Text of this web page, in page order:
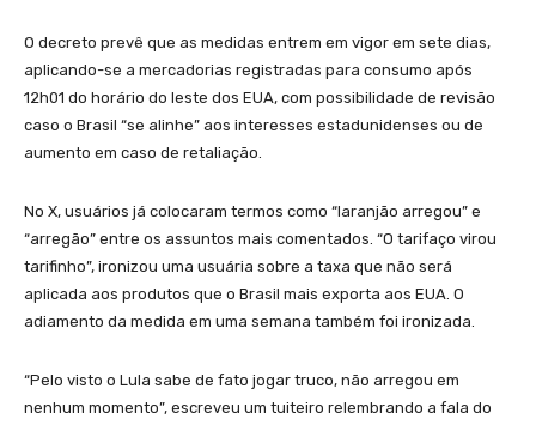
O decreto prevê que as medidas entrem em vigor em sete dias,
aplicando-se a mercadorias registradas para consumo após
12h01 do horário do leste dos EUA, com possibilidade de revisão
caso o Brasil “se alinhe” aos interesses estadunidenses ou de
aumento em caso de retaliação.
No X, usuários já colocaram termos como “laranjão arregou” e
“arregão” entre os assuntos mais comentados. “O tarifaço virou
tarifinho”, ironizou uma usuária sobre a taxa que não será
aplicada aos produtos que o Brasil mais exporta aos EUA. O
adiamento da medida em uma semana também foi ironizada.
“Pelo visto o Lula sabe de fato jogar truco, não arregou em
nenhum momento”, escreveu um tuiteiro relembrando a fala do